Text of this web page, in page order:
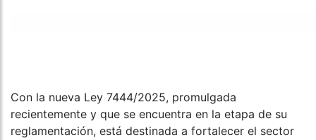
Con la nueva Ley 7444/2025, promulgada
recientemente y que se encuentra en la etapa de su
reglamentación, está destinada a fortalecer el sector